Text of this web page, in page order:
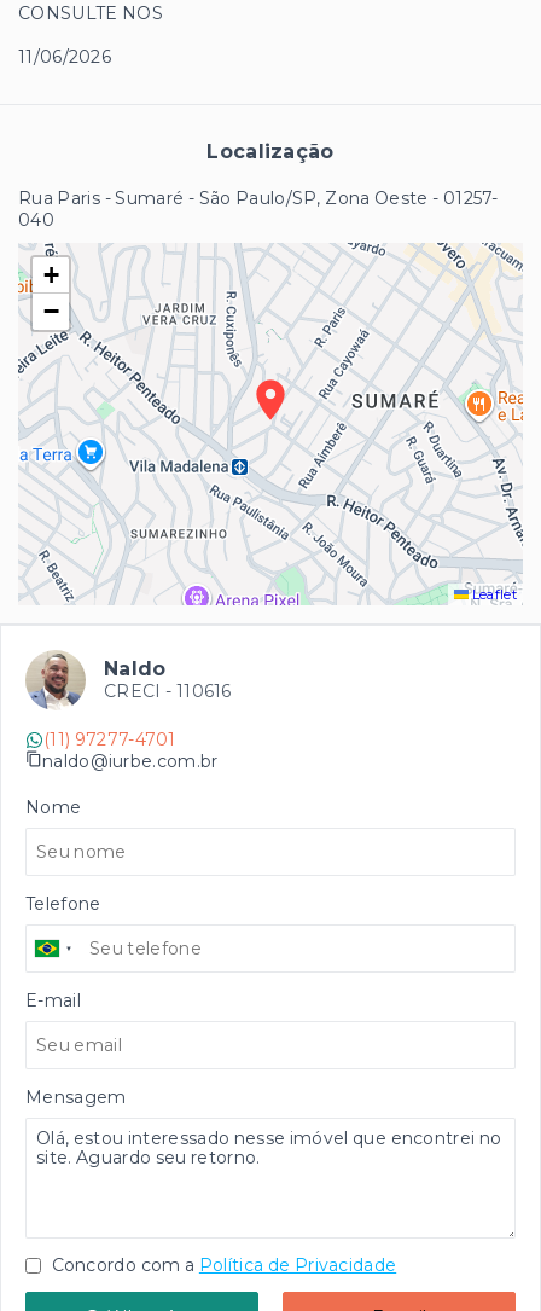
CONSULTE NOS
11/06/2026
Localização
Rua Paris - Sumaré - São Paulo/SP, Zona Oeste - 01257-
040
+
−
Leaflet
Naldo
CRECI - 110616
(11) 97277-4701
naldo@iurbe.com.br
Nome
Telefone
E-mail
Mensagem
Concordo com a Política de Privacidade